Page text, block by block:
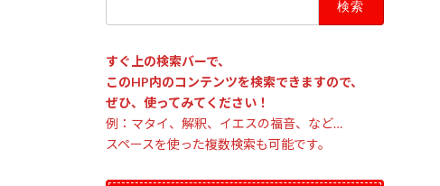
すぐ上の検索バーで、
このHP内のコンテンツを検索できますので、
ぜひ、使ってみてください！
例：マタイ、解釈、イエスの福音、など…
スペースを使った複数検索も可能です。